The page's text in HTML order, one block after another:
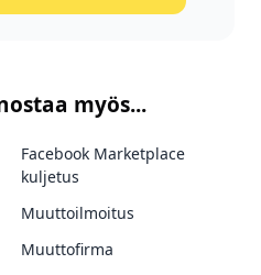
myös...
Facebook Marketplace
kuljetus
Muuttoilmoitus
Muuttofirma